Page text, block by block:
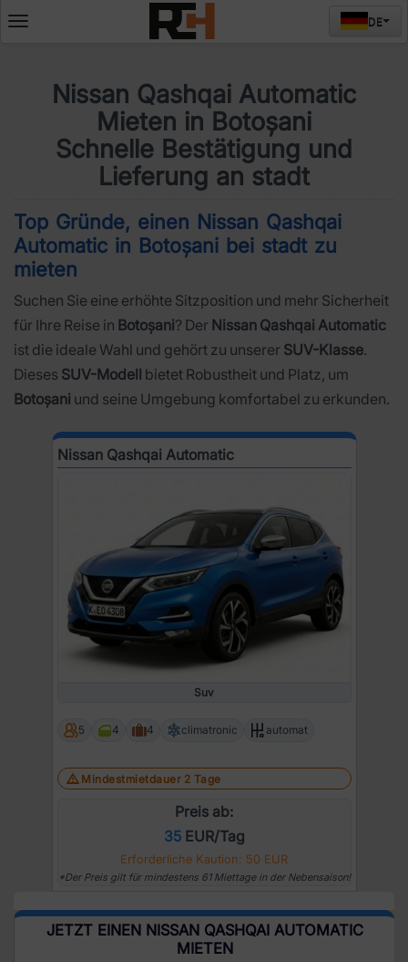
Deschide
DE
Nissan Qashqai Automatic
Mieten in Botoșani
Schnelle Bestätigung und
Lieferung an stadt
Top Gründe, einen Nissan Qashqai
Automatic in Botoșani bei stadt zu
mieten
Suchen Sie eine erhöhte Sitzposition und mehr Sicherheit
für Ihre Reise in Botoșani? Der Nissan Qashqai Automatic
ist die ideale Wahl und gehört zu unserer SUV-Klasse.
Dieses SUV-Modell bietet Robustheit und Platz, um
Botoșani und seine Umgebung komfortabel zu erkunden.
Nissan Qashqai Automatic
Suv
5 4 4 climatronic automat
Mindestmietdauer 2 Tage
Preis ab:
35EUR/Tag
Erforderliche Kaution: 50 EUR
*Der Preis gilt für mindestens 61 Miettage in der Nebensaison!
JETZT EINEN NISSAN QASHQAI AUTOMATIC
MIETEN